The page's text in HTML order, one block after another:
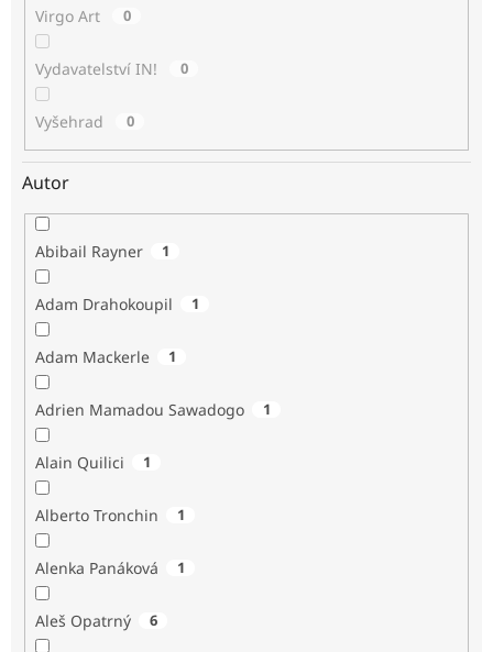
Virgo Art 0
Vydavatelství IN! 0
Vyšehrad 0
Autor
Abibail Rayner 1
Adam Drahokoupil 1
Adam Mackerle 1
Adrien Mamadou Sawadogo 1
Alain Quilici 1
Alberto Tronchin 1
Alenka Panáková 1
Aleš Opatrný 6